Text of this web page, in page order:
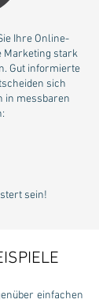
Ihre Online-
Marketing stark
Gut informierte
sich
in messbaren
sein!
einfachen